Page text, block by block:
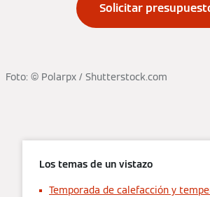
Solicitar
Foto: © Polarpx / Shutterstock.com
Los temas de un vistazo
Temporada de calefacción y